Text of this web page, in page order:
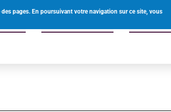
pages. En poursuivant votre navigation sur ce site, vous
0238597340